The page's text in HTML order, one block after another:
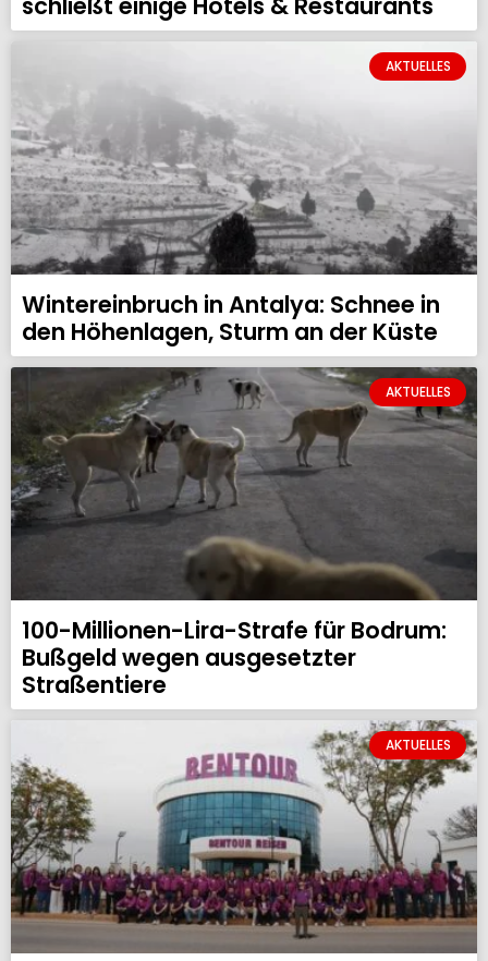
AKTUELLES
Wintereinbruch in Antalya: Schnee in
den Höhenlagen, Sturm an der Küste
AKTUELLES
100-Millionen-Lira-Strafe für Bodrum:
Bußgeld wegen ausgesetzter
Straßentiere
AKTUELLES